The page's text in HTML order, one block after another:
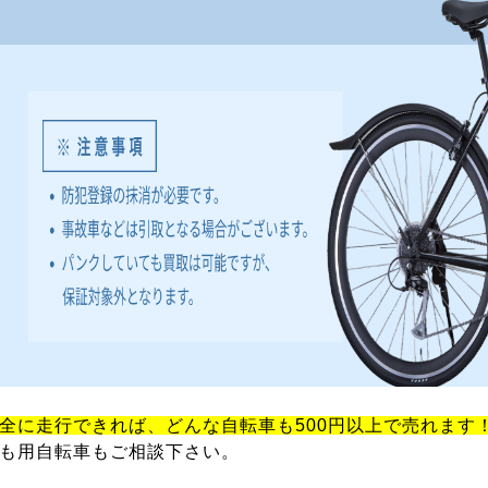
に走行できれば、どんな自転車も500円以上で売れます
用自転車もご相談下さい。